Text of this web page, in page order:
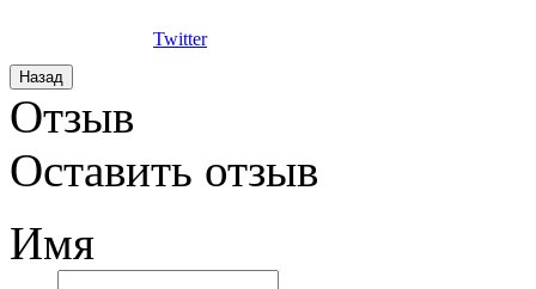
Twitter
Отзыв
Оставить отзыв
Имя